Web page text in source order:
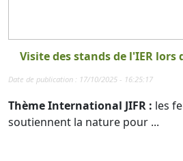
Visite des stands de l'IER lors
Date de publication : 17/10/2025 - 16:25:17
Thème International JIFR : les
soutiennent la nature pour ...